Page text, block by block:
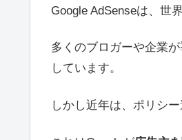
Google AdSenseは、世
多くのブロガーや企業
しています。
しかし近年は、ポリシ